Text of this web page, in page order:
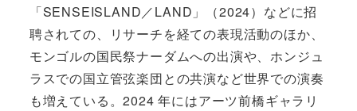
「SENSEISLAND／LAND」（2024）などに招
聘されての、リサーチを経ての表現活動のほか、
モンゴルの国民祭ナーダムへの出演や、ホンジュ
ラスでの国立管弦楽団との共演など世界での演奏
も増えている。2024 年にはアーツ前橋ギャラリ